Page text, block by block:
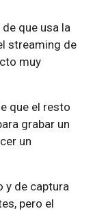
que usa la
streaming de
muy
que el resto
grabar un
un
y de captura
pero el